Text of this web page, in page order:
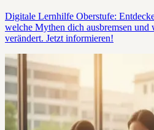
Digitale Lernhilfe Oberstufe:
welche Mythen dich ausbremsen
verändert. Jetzt informieren!